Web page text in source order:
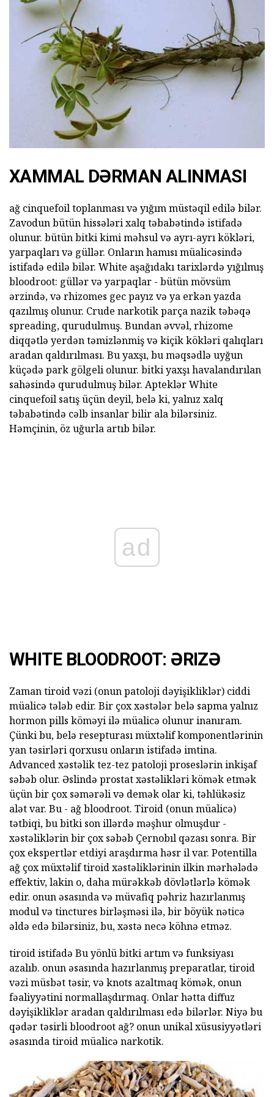
XAMMAL DƏRMAN ALINMASI
ağ cinquefoil toplanması və yığım müstəqil edilə bilər.
Zavodun bütün hissələri xalq təbabətində istifadə
olunur. bütün bitki kimi məhsul və ayrı-ayrı kökləri,
yarpaqları və güllər. Onların hamısı müalicəsində
istifadə edilə bilər. White aşağıdakı tarixlərdə yığılmış
bloodroot: güllər və yarpaqlar - bütün mövsüm
ərzində, və rhizomes gec payız və ya erkən yazda
qazılmış olunur. Crude narkotik parça nazik təbəqə
spreading, qurudulmuş. Bundan əvvəl, rhizome
diqqətlə yerdən təmizlənmiş və kiçik kökləri qalıqları
aradan qaldırılması. Bu yaxşı, bu məqsədlə uyğun
küçədə park gölgeli olunur. bitki yaxşı havalandırılan
sahəsində qurudulmuş bilər. Apteklər White
cinquefoil satış üçün deyil, belə ki, yalnız xalq
təbabətində cəlb insanlar bilir ala bilərsiniz.
Həmçinin, öz uğurla artıb bilər.
ad
WHITE BLOODROOT: ƏRIZƏ
Zaman tiroid vəzi (onun patoloji dəyişikliklər) ciddi
müalicə tələb edir. Bir çox xəstələr belə sapma yalnız
hormon pills köməyi ilə müalicə olunur inanıram.
Çünki bu, belə resepturası müxtəlif komponentlərinin
yan təsirləri qorxusu onların istifadə imtina.
Advanced xəstəlik tez-tez patoloji proseslərin inkişaf
səbəb olur. Əslində prostat xəstəlikləri kömək etmək
üçün bir çox səmərəli və demək olar ki, təhlükəsiz
alət var. Bu - ağ bloodroot. Tiroid (onun müalicə)
tətbiqi, bu bitki son illərdə məşhur olmuşdur -
xəstəliklərin bir çox səbəb Çernobıl qəzası sonra. Bir
çox ekspertlər etdiyi araşdırma həsr il var. Potentilla
ağ çox müxtəlif tiroid xəstəliklərinin ilkin mərhələdə
effektiv, lakin o, daha mürəkkəb dövlətlərlə kömək
edir. onun əsasında və müvafiq pəhriz hazırlanmış
modul və tinctures birləşməsi ilə, bir böyük nəticə
əldə edə bilərsiniz, bu, xəstə necə köhnə etməz.
tiroid istifadə Bu yönlü bitki artım və funksiyası
azalıb. onun əsasında hazırlanmış preparatlar, tiroid
vəzi müsbət təsir, və knots azaltmaq kömək, onun
fəaliyyətini normallaşdırmaq. Onlar hətta diffuz
dəyişikliklər aradan qaldırılması edə bilərlər. Niyə bu
qədər təsirli bloodroot ağ? onun unikal xüsusiyyətləri
əsasında tiroid müalicə narkotik.